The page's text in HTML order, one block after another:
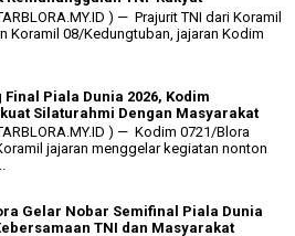
) — Prajurit TNI dari Koramil
Koramil 08/Kedungtuban, jajaran Kodim
Piala Dunia 2026, Kodim
Silaturahmi Dengan Masyarakat
) — Kodim 0721/Blora
jajaran menggelar kegiatan nonton
Gelar Nobar Semifinal Piala Dunia
TNI dan Masyarakat